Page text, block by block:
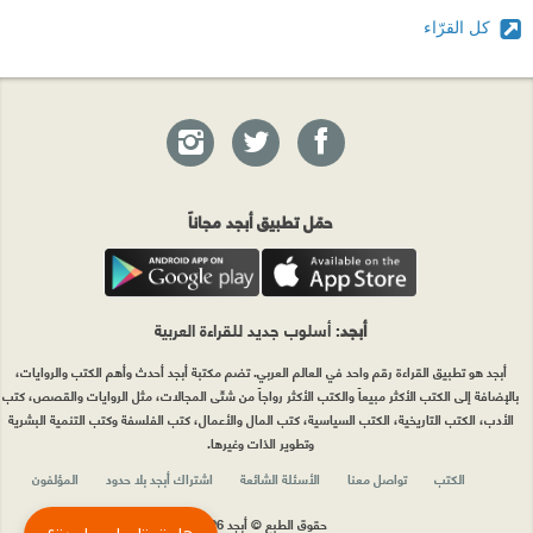
كل القرّاء
حمّل تطبيق أبجد مجاناً
أبجد: أسلوب جديد للقراءة العربية
أبجد هو تطبيق القراءة رقم واحد في العالم العربي. تضم مكتبة أبجد أحدث وأهم الكتب والروايات،
بالإضافة إلى الكتب الأكثر مبيعاً والكتب الأكثر رواجاً من شتّى المجالات، مثل الروايات والقصص، كتب
الأدب، الكتب التاريخية، الكتب السياسية، كتب المال والأعمال، كتب الفلسفة وكتب التنمية البشرية
وتطوير الذات وغيرها.
الكتب
تواصل معنا الأسئلة الشائعة اشتراك أبجد بلا حدود
المؤلفون
حقوق الطبع © أبجد 2026